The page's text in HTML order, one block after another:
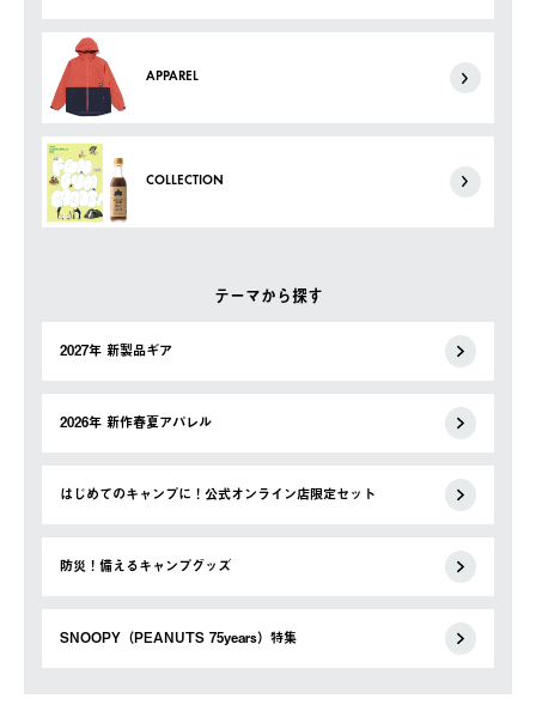
APPAREL
COLLECTION
テーマから探す
2027年 新製品ギア
2026年 新作春夏アパレル
はじめてのキャンプに！公式オンライン店限定セット
防災！備えるキャンプグッズ
SNOOPY（PEANUTS 75years）特集